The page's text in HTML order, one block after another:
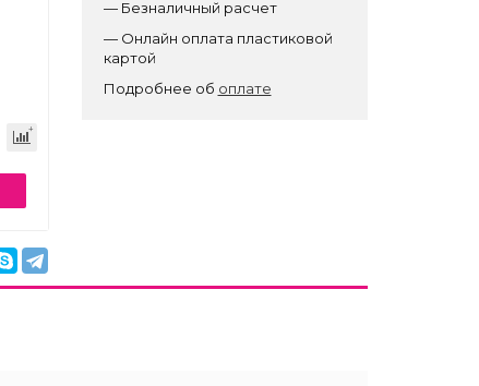
— Безналичный расчет
— Онлайн оплата пластиковой
картой
Подробнее об оплате